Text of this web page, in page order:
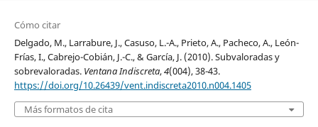
Cómo citar
Delgado, M., Larrabure, J., Casuso, L.-A., Prieto, A., Pacheco, A., León-
Frías, I., Cabrejo-Cobián, J.-C., & García, J. (2010). Subvaloradas y
sobrevaloradas. Ventana Indiscreta,4(004), 38-43.
https://doi.org/10.26439/vent.indiscreta2010.n004.1405
Más formatos de cita